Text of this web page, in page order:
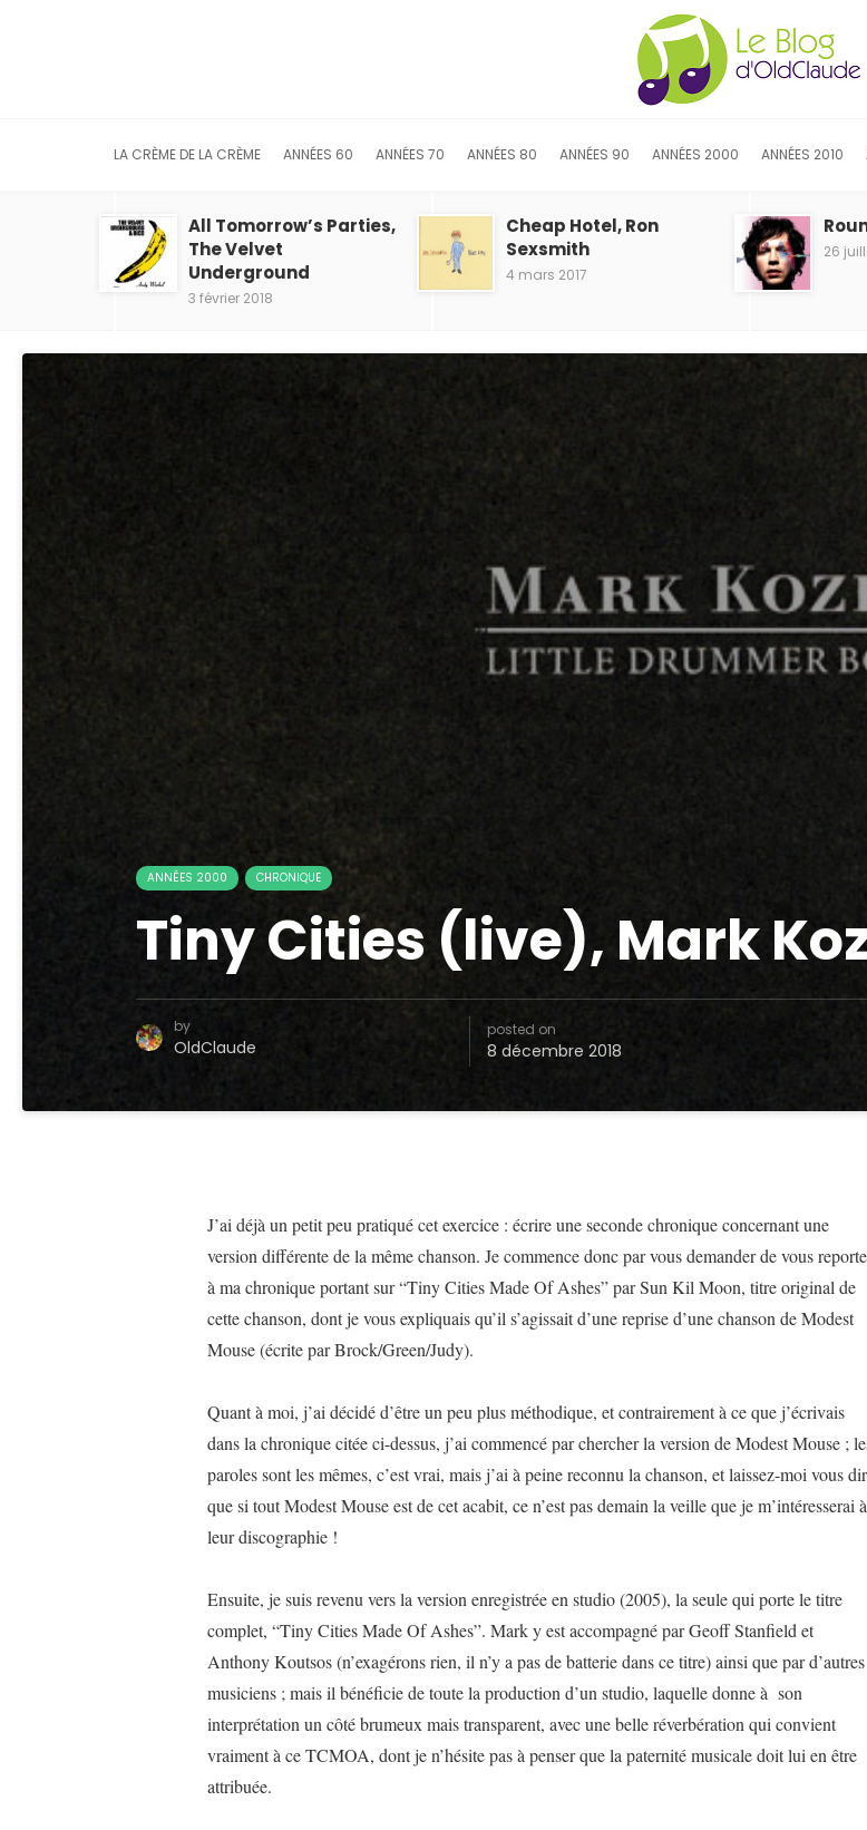
LA CRÈME DE LA CRÈME ANNÉES 60 ANNÉES 70 ANNÉES 80 ANNÉES 90 ANNÉES 2000 ANNÉES 2010
All Tomorrow’s Parties,
The Velvet
Underground
3 février 2018
Cheap Hotel, Ron
Sexsmith
4 mars 2017
26
ANNÉES 2000 CHRONIQUE
Tiny Cities (live), Mark
by
OldClaude
posted on
8 décembre 2018
J’ai déjà un petit peu pratiqué cet exercice : écrire une seconde chronique concernant une
version différente de la même chanson. Je commence donc par vous demander de vous
à ma chronique portant sur “Tiny Cities Made Of Ashes” par Sun Kil Moon, titre original de
cette chanson, dont je vous expliquais qu’il s’agissait d’une reprise d’une chanson de Modest
Mouse (écrite par Brock/Green/Judy).
Quant à moi, j’ai décidé d’être un peu plus méthodique, et contrairement à ce que j’écrivais
dans la chronique citée ci-dessus, j’ai commencé par chercher la version de Modest Mouse ;
paroles sont les mêmes, c’est vrai, mais j’ai à peine reconnu la chanson, et laissez-moi vous
que si tout Modest Mouse est de cet acabit, ce n’est pas demain la veille que je m’intéresserai à
leur discographie !
Ensuite, je suis revenu vers la version enregistrée en studio (2005), la seule qui porte le titre
complet, “Tiny Cities Made Of Ashes”. Mark y est accompagné par Geoff Stanfield et
Anthony Koutsos (n’exagérons rien, il n’y a pas de batterie dans ce titre) ainsi que par d’autres
musiciens ; mais il bénéficie de toute la production d’un studio, laquelle donne à son
interprétation un côté brumeux mais transparent, avec une belle réverbération qui convient
vraiment à ce TCMOA, dont je n’hésite pas à penser que la paternité musicale doit lui en être
attribuée.